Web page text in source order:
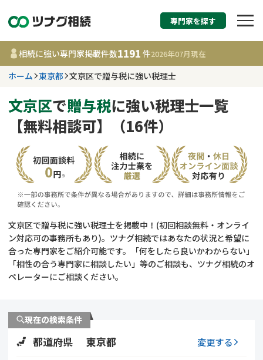
相続税申告・相続手
す
東京都
事務所
相談内容で探す
相続登記
遺留分侵害額請求
コラム
相続手続き
専門家を探す
相続に強い専門家掲載件数1191 件2026年07月現在
ホーム 東京都 文京区で贈与税に強い税理士
文京区で贈与税に強い税理士一覧
【無料相談可】（16件）
文京区で贈与税に強い税理士を掲載中！(初回相談無料・オンライ
ン対応可の事務所もあり)。ツナグ相続ではあなたの状況と希望に
合った専門家をご紹介可能です。「何をしたら良いかわからない」
「相性の合う専門家に相談したい」等のご相談も、ツナグ相続のオ
ペレーターにご相談ください。
現在の検索条件
都道府県 東京都 変更する